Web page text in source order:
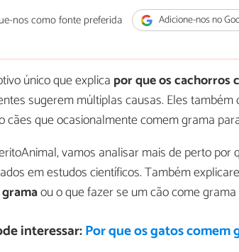
nos como fonte preferida Adicione-nos no
único que explica por que os cachorros
sugerem múltiplas causas. Eles
cães que ocasionalmente comem grama
vamos analisar mais de perto por
em estudos científicos. Também
ou o que fazer se um cão come
interessar:Por que os gatos comem